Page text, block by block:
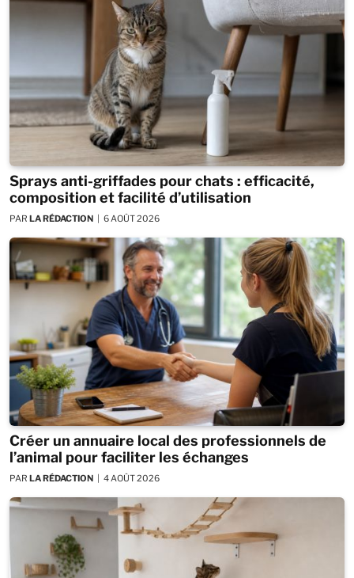
Sprays anti-griffades pour chats : efficacité,
composition et facilité d’utilisation
PAR LA RÉDACTION 6 AOÛT 2026
Créer un annuaire local des professionnels de
l’animal pour faciliter les échanges
PAR LA RÉDACTION 4 AOÛT 2026